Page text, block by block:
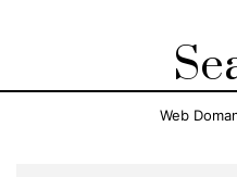
Web